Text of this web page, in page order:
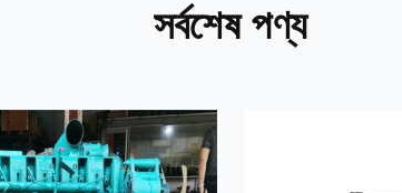
সর্বশেষ পণ্য